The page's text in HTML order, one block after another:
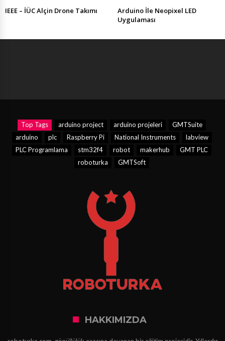
IEEE – İÜC Alçin Drone Takımı
Arduino İle Neopixel LED
Uygulaması
Top Tags arduino project arduino projeleri
GMTSuite
arduino
plc Raspberry Pi National Instruments
labview
PLC Programlama
stm32f4 robot makerhub
GMT PLC
roboturka
GMTSoft
HAKKIMIZDA